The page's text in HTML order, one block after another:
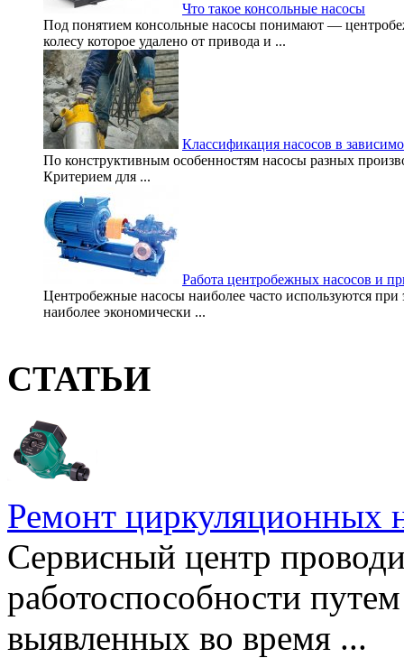
Что такое консольные насосы
Под понятием консольные насосы понимают —
колесу которое удалено от привода и ...
Классификация насосов в
По конструктивным особенностям насосы разных
Критерием для ...
Работа центробежных насосов и
Центробежные насосы наиболее часто используются
наиболее экономически ...
СТАТЬИ
Ремонт циркуляционных
Сервисный центр
работоспособности
выявленных во время ...